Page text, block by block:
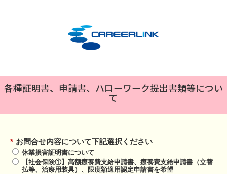
各種証明書、申請書、ハローワーク提出書類等につい
て
* お問合せ内容について下記選択ください
休業損害証明書について
【社会保険①】高額療養費支給申請書、療養費支給申請書（立替
払等、治療用装具）、限度額適用認定申請書を希望